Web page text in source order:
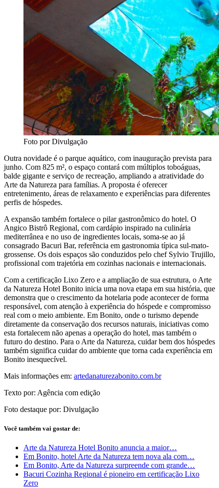
Foto por Divulgação
Outra novidade é o parque aquático, com inauguração prevista para
junho. Com 825 m², o espaço contará com múltiplos toboáguas,
balde gigante e serviço de recreação, ampliando a atratividade do
Arte da Natureza para famílias. A proposta é oferecer
entretenimento, áreas de relaxamento e experiências para diferentes
perfis de hóspedes.
A expansão também fortalece o pilar gastronômico do hotel. O
Angico Bistrô Regional, com cardápio inspirado na culinária
mediterrânea e no uso de ingredientes locais, soma-se ao já
consagrado Bacuri Bar, referência em gastronomia típica sul-mato-
grossense. Os dois espaços são conduzidos pelo chef Sylvio Trujillo,
profissional com trajetória em cozinhas nacionais e internacionais.
Com a certificação Lixo Zero e a ampliação de sua estrutura, o Arte
da Natureza Hotel Bonito inicia uma nova etapa em sua história, que
demonstra que o crescimento da hotelaria pode acontecer de forma
responsável, com atenção à experiência do hóspede e compromisso
real com o meio ambiente. Em Bonito, onde o turismo depende
diretamente da conservação dos recursos naturais, iniciativas como
esta fortalecem não apenas a operação do hotel, mas também o
futuro do destino. Para o Arte da Natureza, cuidar bem dos hóspedes
também significa cuidar do ambiente que torna cada experiência em
Bonito inesquecível.
Mais informações em: artedanaturezabonito.com.br
Texto por: Agência com edição
Foto destaque por: Divulgação
Você também vai gostar de:
Arte da Natureza Hotel Bonito anuncia a maior…
Em Bonito, hotel Arte da Natureza tem nova ala com…
Em Bonito, Arte da Natureza surpreende com grande…
Bacuri Cozinha Regional é pioneiro em certificação Lixo
Zero